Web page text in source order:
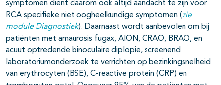
symptomen dient daarom ook altijd aandacht te zijn voor
RCA specifieke niet oogheelkundige symptomen (zie
module Diagnostiek). Daarnaast wordt aanbevolen om bij
patiënten met amaurosis fugax, AION, CRAO, BRAO, en
acuut optredende binoculaire diplopie, screenend
laboratoriumonderzoek te verrichten op bezinkingsnelheid
van erythrocyten (BSE), C-reactive protein (CRP) en